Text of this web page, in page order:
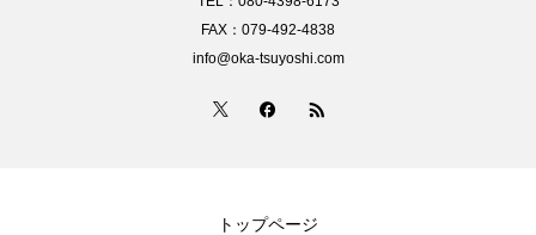
FAX：079-492-4838
info@oka-tsuyoshi.com
トップページ